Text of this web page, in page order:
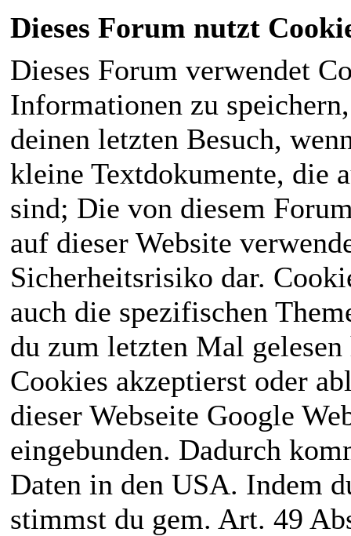
Dieses Forum nutzt
Dieses Forum verwendet
Informationen zu
deinen letzten Besuch,
kleine Textdokumente, die
sind; Die von diesem
auf dieser Website
Sicherheitsrisiko dar.
auch die spezifischen
du zum letzten Mal
Cookies akzeptierst oder
dieser Webseite Google
eingebunden. Dadurch
Daten in den USA. Indem
stimmst du gem. Art. 49